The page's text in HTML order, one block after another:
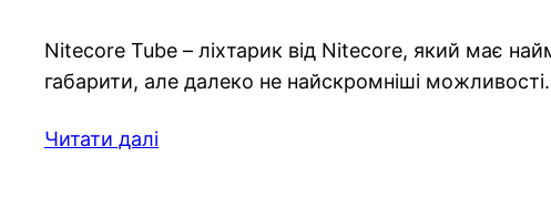
Nitecore Tube – ліхтарик від Nitecore, який має
габарити, але далеко не найскромніші можливості.
Читати далі